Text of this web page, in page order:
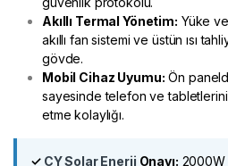
Akıllı Termal Yönetim: Yüke
akıllı fan sistemi ve üstün ısı
gövde.
Mobil Cihaz Uyumu: Ön
sayesinde telefon ve
etme kolaylığı.
✓ CY Solar Enerji Onayı: 2000W